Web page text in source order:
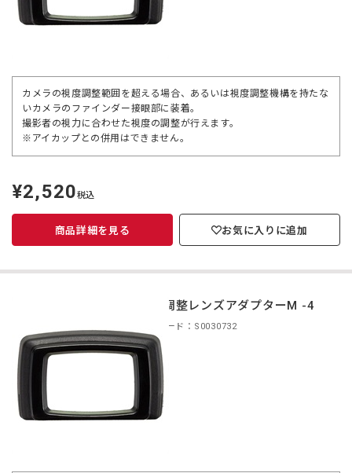
カメラの視度調整範囲を超える場合、あるいは視度調整機構を持たな
いカメラのファインダー接眼部に装着。
撮影者の視力に合わせた視度の調整が行えます。
※アイカップとの併用はできません。
定
価
¥2,520税込
商品詳細を見る お気に入りに追加
視度調整レンズアダプターM -4
商品コード：S0030732